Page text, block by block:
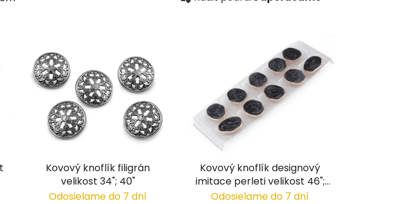
a
Kovový knoflík filigrán
velikost 34"; 40"
Odosielame do 7 dní
Kovový knoflík designový
imitace perleti velikost 46";
58"
Odosielame do 7 dní